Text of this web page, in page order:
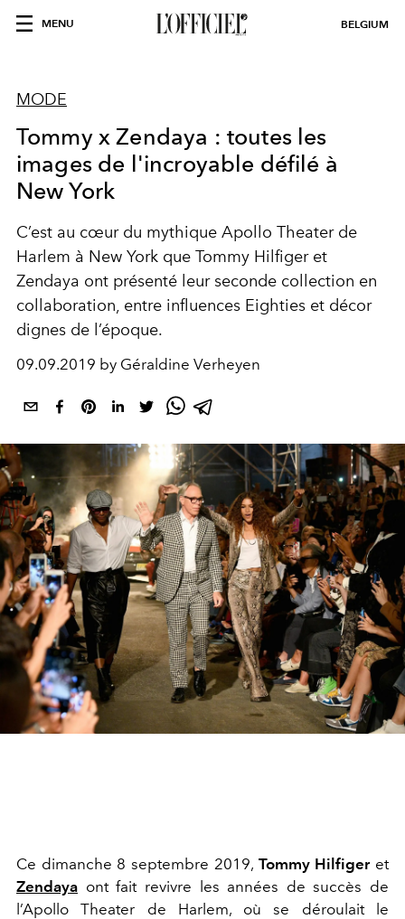
MENU BELGIUM
MODE
Tommy x Zendaya : toutes les
images de l'incroyable défilé à
New York
C’est au cœur du mythique Apollo Theater de
Harlem à New York que Tommy Hilfiger et
Zendaya ont présenté leur seconde collection en
collaboration, entre influences Eighties et décor
dignes de l’époque.
09.09.2019 by Géraldine Verheyen
Ce dimanche 8 septembre 2019, Tommy Hilfigeret
Zendaya ont fait revivre les années de succès de
l’Apollo Theater de Harlem, où se déroulait le